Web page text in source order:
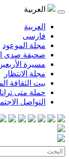
المهدي (عجّل
المهدوية
ترانا ونراك
الاجتماعي